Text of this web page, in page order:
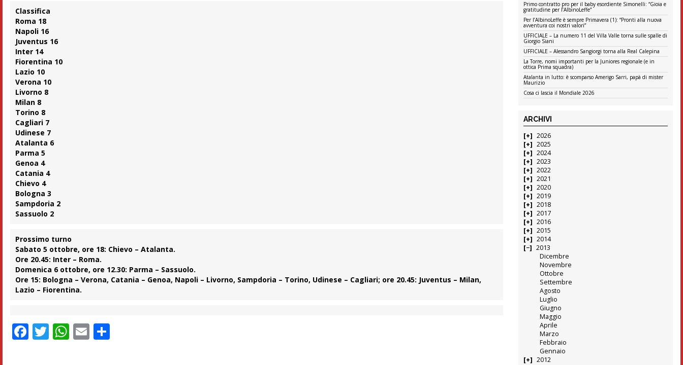
Classifica
Roma 18
Napoli 16
Juventus 16
Inter 14
Fiorentina 10
Lazio 10
Verona 10
Livorno 8
Milan 8
Torino 8
Cagliari 7
Udinese 7
Atalanta 6
Parma 5
Genoa 4
Catania 4
Chievo 4
Bologna 3
Sampdoria 2
Sassuolo 2
Prossimo turno
Sabato 5 ottobre, ore 18: Chievo – Atalanta.
Ore 20.45: Inter – Roma.
Domenica 6 ottobre, ore 12.30: Parma – Sassuolo.
Ore 15: Bologna – Verona, Catania – Genoa, Napoli – Livorno, Sampdoria – Torino, Udinese – Cagliari; ore 20.45: Juventus – Milan,
Lazio – Fiorentina.
Facebook
Twitter
WhatsApp
Email
Primo contratto pro per il baby esordiente Simonelli: “Gioia e
gratitudine per l’AlbinoLeffe”
Per l’AlbinoLeffe è sempre Primavera (1): “Pronti alla nuova
avventura coi nostri valori”
UFFICIALE – La numero 11 del Villa Valle torna sulle spalle di
Giorgio Siani
UFFICIALE – Alessandro Sangiorgi torna alla Real Calepina
La Torre, nomi importanti per la Juniores regionale (e in
ottica Prima squadra)
Atalanta in lutto: è scomparso Amerigo Sarri, papà di mister
Maurizio
Cosa ci lascia il Mondiale 2026
ARCHIVI
2026
2025
2024
2023
2022
2021
2020
2019
2018
2017
2016
2015
2014
2013
Dicembre
Novembre
Ottobre
Settembre
Agosto
Luglio
Giugno
Maggio
Aprile
Marzo
Febbraio
Gennaio
2012